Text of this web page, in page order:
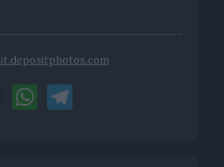
it.depositphotos.com